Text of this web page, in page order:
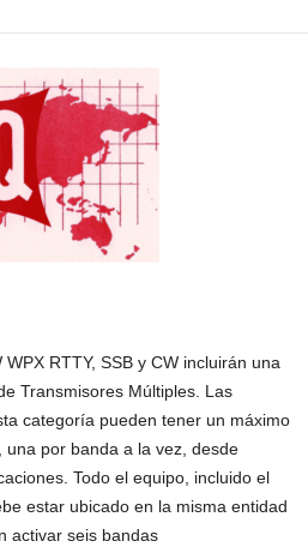
RTTY, SSB y CW incluirán una
Transmisores Múltiples. Las
categoría pueden tener un máximo
por banda a la vez, desde
Todo el equipo, incluido el
estar ubicado en la misma entidad
activar seis bandas